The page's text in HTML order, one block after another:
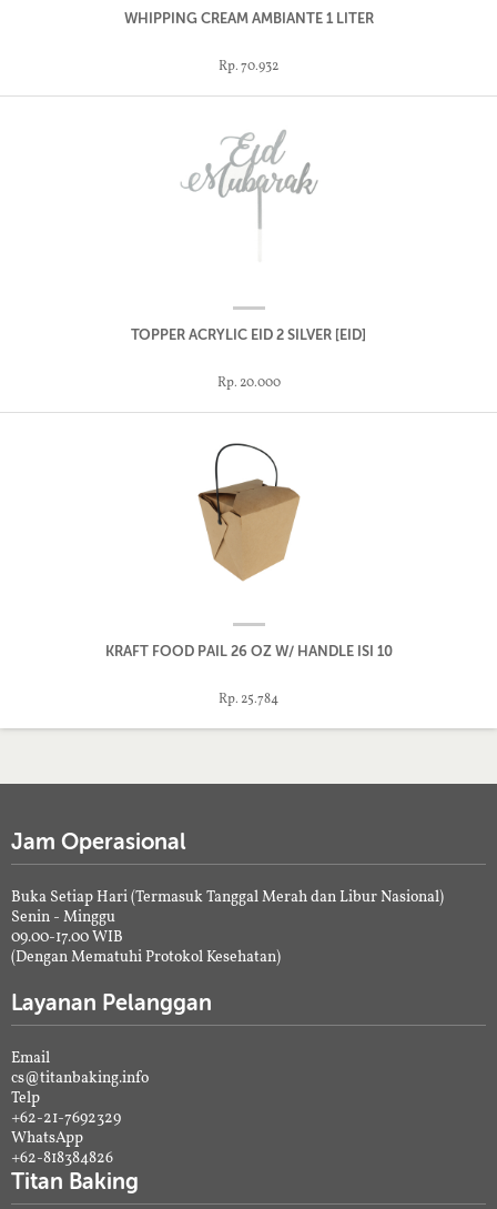
WHIPPING CREAM AMBIANTE 1 LITER
Rp. 70.932
TOPPER ACRYLIC EID 2 SILVER [EID]
Rp. 20.000
KRAFT FOOD PAIL 26 OZ W/ HANDLE ISI 10
Rp. 25.784
Jam Operasional
Buka Setiap Hari (Termasuk Tanggal Merah dan Libur Nasional)
Senin - Minggu
09.00-17.00 WIB
(Dengan Mematuhi Protokol Kesehatan)
Layanan Pelanggan
Email
cs@titanbaking.info
Telp
+62-21-7692329
WhatsApp
+62-818384826
Titan Baking